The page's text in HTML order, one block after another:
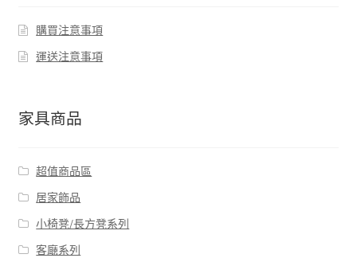
購買注意事項
運送注意事項
家具商品
超值商品區
居家飾品
小椅凳/長方凳系列
客廰系列